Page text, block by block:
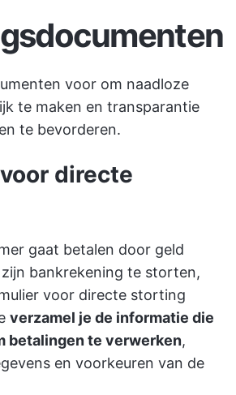
voor om naadloze
te maken en transparantie
te bevorderen.
directe
gaat betalen door geld
bankrekening te storten,
voor directe storting
verzamel je de informatie die
betalingen te verwerken,
en voorkeuren van de